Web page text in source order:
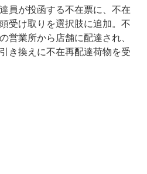
員が投函する不在票に、不在
受け取りを選択肢に追加。不
営業所から店舗に配達され、
き換えに不在再配達荷物を受